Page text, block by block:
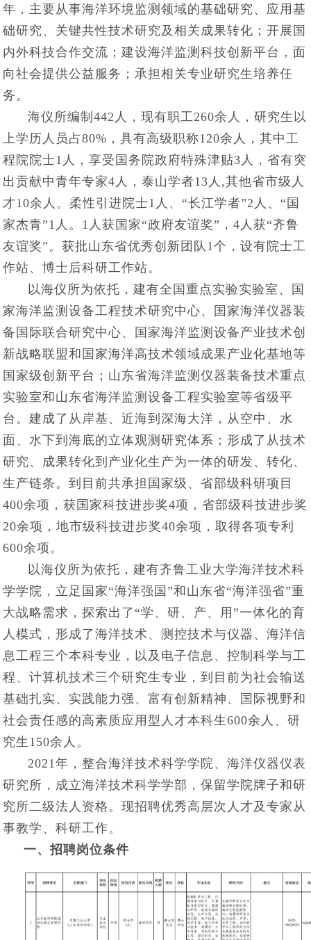
年，主要从事海洋环境监测领域的基础研究、应用基
础研究、关键共性技术研究及相关成果转化；开展国
内外科技合作交流；建设海洋监测科技创新平台，面
向社会提供公益服务；承担相关专业研究生培养任
务。
海仪所编制442人，现有职工260余人，研究生以
上学历人员占80%，具有高级职称120余人，其中工
程院院士1人，享受国务院政府特殊津贴3人，省有突
出贡献中青年专家4人，泰山学者13人,其他省市级人
才10余人。柔性引进院士1人、“长江学者”2人、“国
家杰青”1人。1人获国家“政府友谊奖”，4人获“齐鲁
友谊奖”。获批山东省优秀创新团队1个，设有院士工
作站、博士后科研工作站。
以海仪所为依托，建有全国重点实验实验室、国
家海洋监测设备工程技术研究中心、国家海洋仪器装
备国际联合研究中心、国家海洋监测设备产业技术创
新战略联盟和国家海洋高技术领域成果产业化基地等
国家级创新平台；山东省海洋监测仪器装备技术重点
实验室和山东省海洋监测设备工程实验室等省级平
台。建成了从岸基、近海到深海大洋，从空中、水
面、水下到海底的立体观测研究体系；形成了从技术
研究、成果转化到产业化生产为一体的研发、转化、
生产链条。到目前共承担国家级、省部级科研项目
400余项，获国家科技进步奖4项，省部级科技进步奖
20余项，地市级科技进步奖40余项，取得各项专利
600余项。
以海仪所为依托，建有齐鲁工业大学海洋技术科
学学院，立足国家“海洋强国”和山东省“海洋强省”重
大战略需求，探索出了“学、研、产、用”一体化的育
人模式，形成了海洋技术、测控技术与仪器、海洋信
息工程三个本科专业，以及电子信息、控制科学与工
程、计算机技术三个研究生专业，到目前为社会输送
基础扎实、实践能力强、富有创新精神、国际视野和
社会责任感的高素质应用型人才本科生600余人、研
究生150余人。
2021年，整合海洋技术科学学院、海洋仪器仪表
研究所，成立海洋技术科学学部，保留学院牌子和研
究所二级法人资格。现招聘优秀高层次人才及专家从
事教学、科研工作。
一、招聘岗位条件